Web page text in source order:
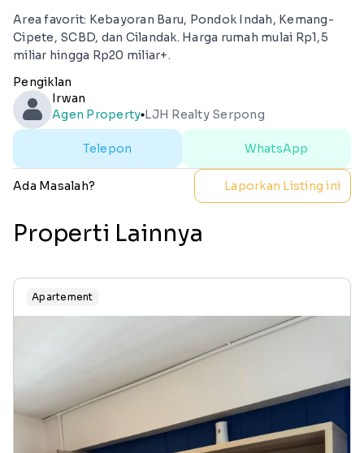
Area favorit: Kebayoran Baru, Pondok Indah, Kemang-
Cipete, SCBD, dan Cilandak. Harga rumah mulai Rp1,5
miliar hingga Rp20 miliar+.
Pengiklan
Irwan
Agen Propertylens LJH Realty Serpong
Telepon WhatsApp
Ada Masalah? Laporkan Listing ini
Properti Lainnya
Apartement